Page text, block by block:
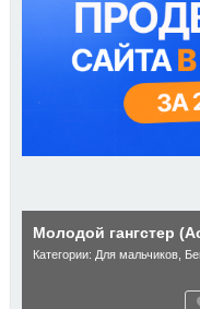
Молодой гангстер
Категории: Для мальчиков